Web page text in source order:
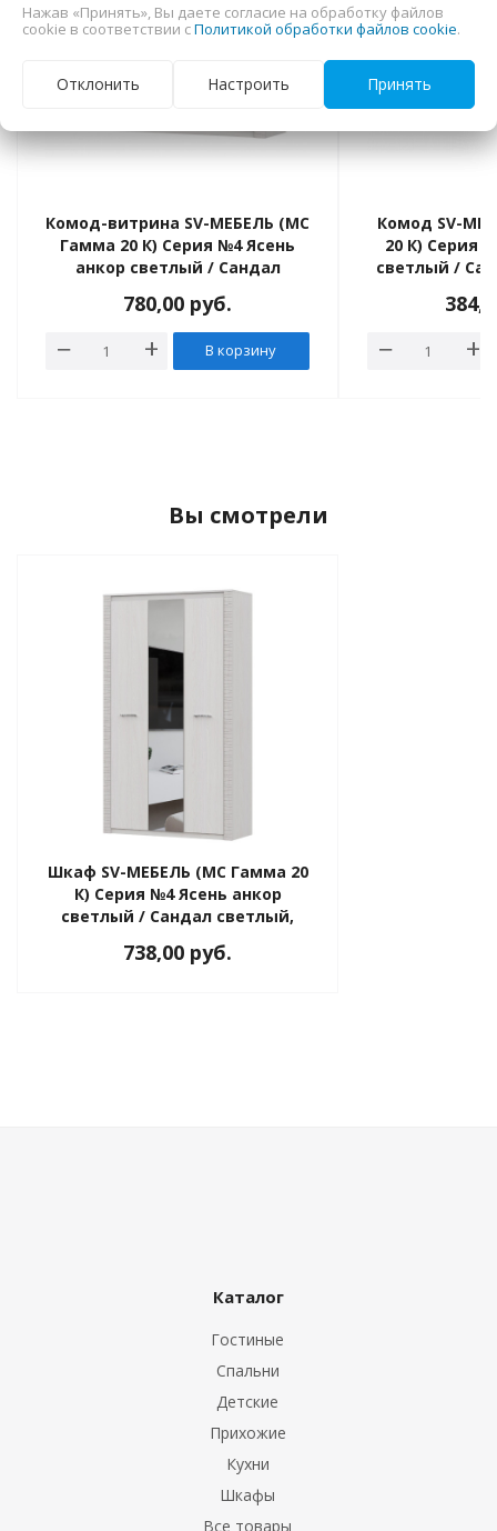
Комод-витрина SV-МЕБЕЛЬ (МС
Гамма 20 К) Серия №4 Ясень
анкор светлый / Сандал
780,00 руб.
В корзину
Комод SV-
20 К) Серия
светлый /
›
Вы смотрели
Шкаф SV-МЕБЕЛЬ (МС Гамма 20
К) Серия №4 Ясень анкор
светлый / Сандал светлый,
738,00 руб.
Каталог
Гостиные
Спальни
Детские
Прихожие
Кухни
Шкафы
Все товары
Нажав «Принять», Вы даете согласие на обработку файлов
cookie в соответствии сПолитикой обработки файлов cookie.
Отклонить Настроить Принять